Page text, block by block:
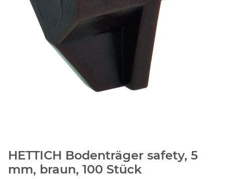
HETTICH Bodenträger safety, 5
mm, braun, 100 Stück